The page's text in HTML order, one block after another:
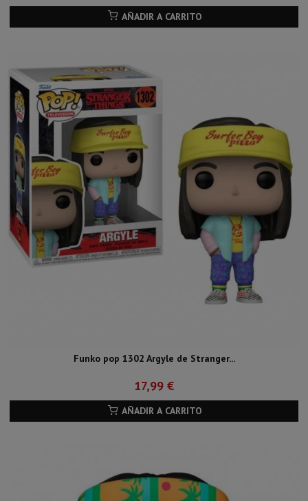
AÑADIR A CARRITO
Funko pop 1302 Argyle de Stranger...
17,99 €
AÑADIR A CARRITO